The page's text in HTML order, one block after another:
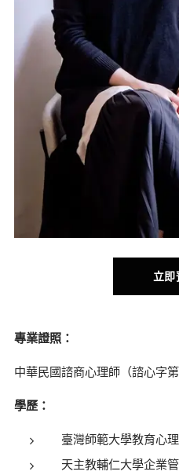
立即
專業證照：
中華民國諮商心理師（諮心字
學歷：
臺灣師範大學教育心
天主教輔仁大學企業